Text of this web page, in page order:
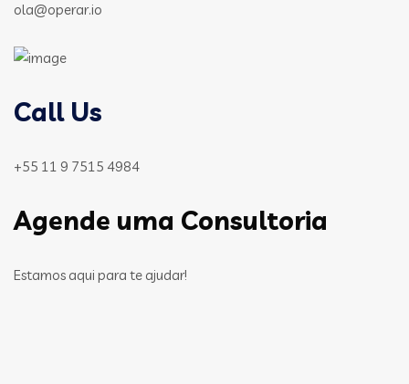
ola@operar.io
Call Us
+55 11 9 7515 4984
Agende uma Consultoria
Estamos aqui para te ajudar!